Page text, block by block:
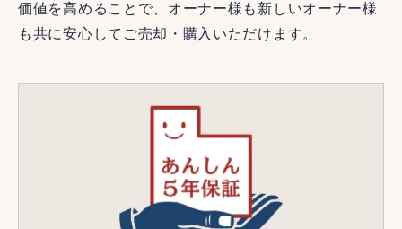
価値を高めることで、オーナー様も新しいオーナー様
も共に安心してご売却・購入いただけます。